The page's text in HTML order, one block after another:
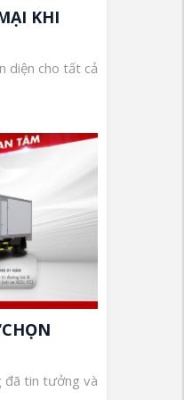
KHI
diện cho tất cả
đã tin tưởng và